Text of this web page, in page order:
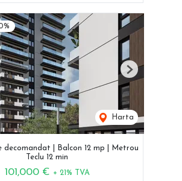
Harta
Next
decomandat | Balcon 12 mp | Metrou
Teclu 12 min
101,000 € + 21% TVA